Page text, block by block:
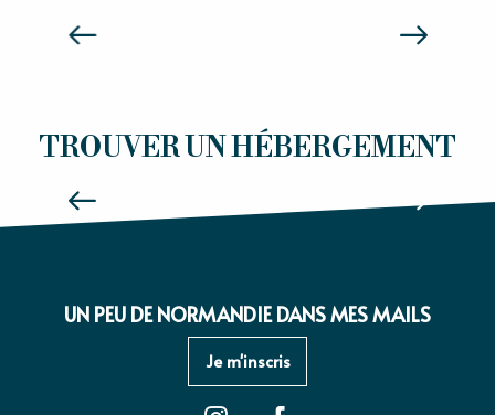
SENSATIONS NORMANDIE
TROUVER UN HÉBERGEMENT
HÔTELS
UN PEU DE NORMANDIE DANS MES MAILS
Je m'inscris